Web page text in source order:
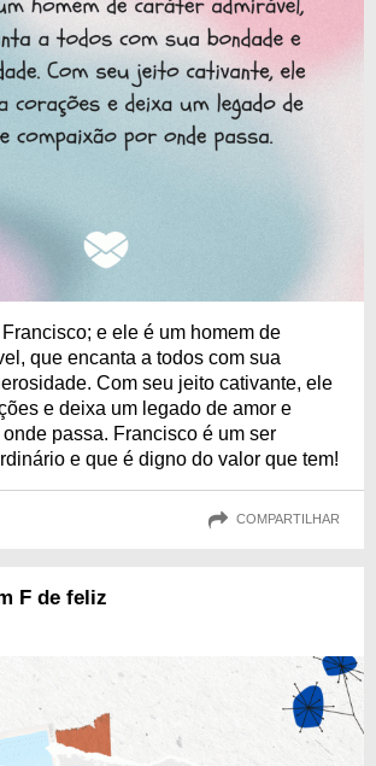
e ele é um homem de
que encanta a todos com sua
Com seu jeito cativante, ele
e deixa um legado de amor e
passa. Francisco é um ser
e que é digno do valor que tem!
COMPARTILHAR
F de feliz